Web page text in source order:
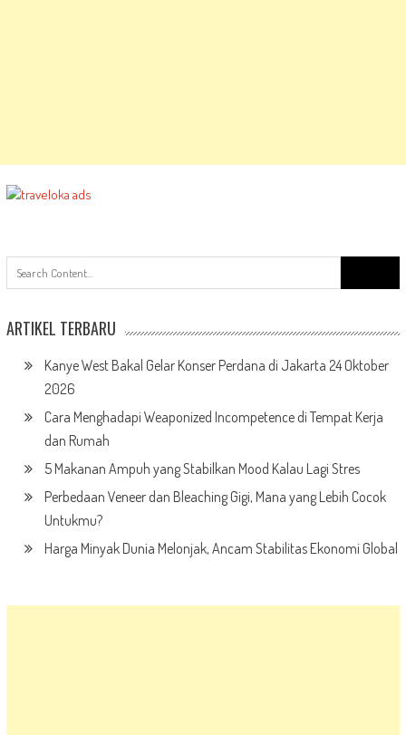
for:
ARTIKEL TERBARU
Kanye West Bakal Gelar Konser Perdana di Jakarta 24 Oktober
2026
Cara Menghadapi Weaponized Incompetence di Tempat Kerja
dan Rumah
5 Makanan Ampuh yang Stabilkan Mood Kalau Lagi Stres
Perbedaan Veneer dan Bleaching Gigi, Mana yang Lebih Cocok
Untukmu?
Harga Minyak Dunia Melonjak, Ancam Stabilitas Ekonomi Global